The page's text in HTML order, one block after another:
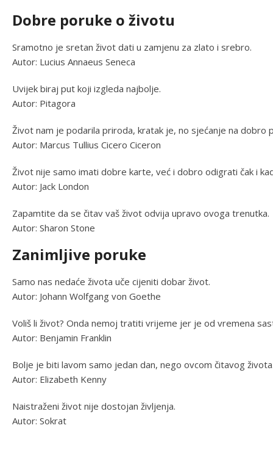
Dobre poruke o životu
Sramotno je sretan život dati u zamjenu za zlato i srebro.
Autor: Lucius Annaeus Seneca
Uvijek biraj put koji izgleda najbolje.
Autor: Pitagora
Život nam je podarila priroda, kratak je, no sjećanje na dobro
Autor: Marcus Tullius Cicero Ciceron
Život nije samo imati dobre karte, već i dobro odigrati čak i
Autor: Jack London
Zapamtite da se čitav vaš život odvija upravo ovoga trenutka.
Autor: Sharon Stone
Zanimljive poruke
Samo nas nedaće života uče cijeniti dobar život.
Autor: Johann Wolfgang von Goethe
Voliš li život? Onda nemoj tratiti vrijeme jer je od vremena
Autor: Benjamin Franklin
Bolje je biti lavom samo jedan dan, nego ovcom čitavog
Autor: Elizabeth Kenny
Naistraženi život nije dostojan življenja.
Autor: Sokrat